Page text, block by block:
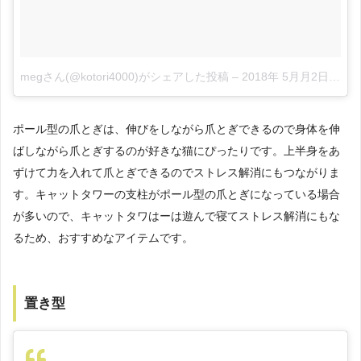
megさん(@kotori4000)がシェアした投稿 – 2018年 5月月2日午前3時17分PDT
ポール型の爪とぎは、伸びをしながら爪とぎできるので身体を伸
ばしながら爪とぎするのが好きな猫にぴったりです。上半身をあ
ずけて力を入れて爪とぎできるのでストレス解消にもつながりま
す。キャットタワーの支柱がポール型の爪とぎになっている場合
が多いので、キャットタワはーは遊んで寝てストレス解消にもな
るため、おすすめなアイテムです。
置き型